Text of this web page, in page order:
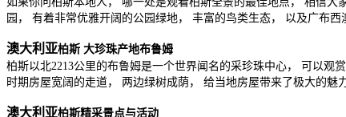
园， 有着非常优雅开阔的公园绿地， 丰富的鸟类生态， 以及广布
澳大利亚柏斯 大珍珠产地布鲁姆
柏斯以北2213公里的布鲁姆是一个世界闻名的采珍珠中心， 可以
时期房屋宽阔的走道， 两边绿树成荫， 给当地房屋带来了极大的魅
澳大利亚柏斯精采景点与活动